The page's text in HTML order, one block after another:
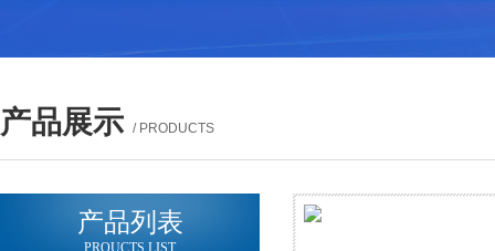
产品展示 / PRODUCTS
产品列表
PROUCTS LIST